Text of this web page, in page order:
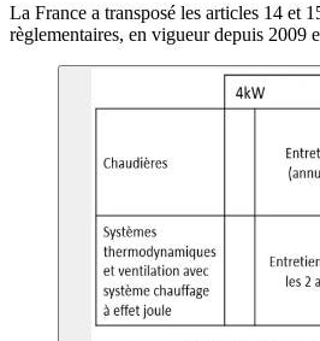
La France a transposé les articles 14 et
règlementaires, en vigueur depuis 2009